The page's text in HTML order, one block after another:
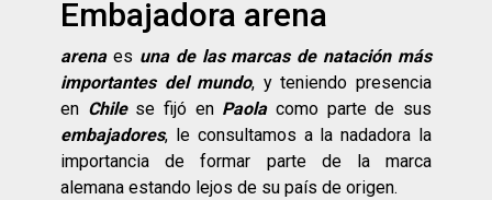
Embajadora arena
arena es una de las marcas de natación más
importantes del mundo, y teniendo presencia
en Chile se fijó en Paola como parte de sus
embajadores, le consultamos a la nadadora la
importancia de formar parte de la marca
alemana estando lejos de su país de origen.